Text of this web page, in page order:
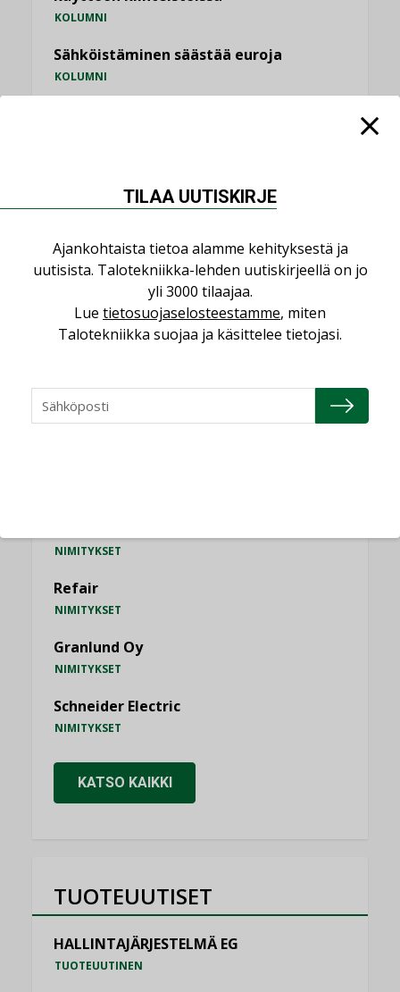
KOLUMNI
Sähköistäminen säästää euroja
KOLUMNI
Miten varmistetaan EPD-dokumenteista
saatavien tietojen vertailukelpoisuus?
Vesi- ja viemärimitoittaminen on
jämähtänyt ajassa paikalleen
MIELIPIDE
NIMITYKSET
Refair
NIMITYKSET
Granlund Oy
NIMITYKSET
Schneider Electric
NIMITYKSET
KATSO KAIKKI
TUOTEUUTISET
HALLINTAJÄRJESTELMÄ EG
TUOTEUUTINEN
TILAA UUTISKIRJE
Ajankohtaista tietoa alamme kehityksestä ja
uutisista. Talotekniikka-lehden uutiskirjeellä on jo
yli 3000 tilaajaa.
Lue tietosuojaselosteestamme, miten
Talotekniikka suojaa ja käsittelee tietojasi.